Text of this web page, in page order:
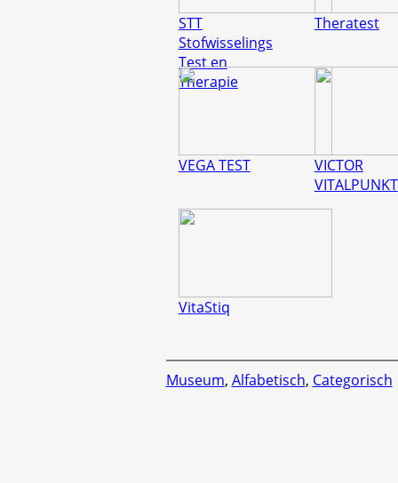
STT
Stofwisselings
Test en
Therapie
Theratest
VEGA TEST
VICTOR
VITALPUNKT
VitaStiq
Museum, Alfabetisch, Categorisch